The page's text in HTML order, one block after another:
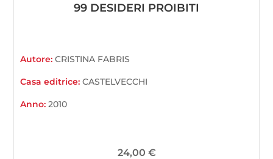
99 DESIDERI PROIBITI
Autore:CRISTINA FABRIS
Casa editrice:CASTELVECCHI
Anno:2010
24,00 €